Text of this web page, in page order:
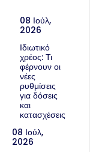
08 Ιούλ,
2026
Ιδιωτικό
χρέος: Τι
φέρνουν οι
νέες
ρυθμίσεις
για δόσεις
και
κατασχέσεις
08 Ιούλ,
2026